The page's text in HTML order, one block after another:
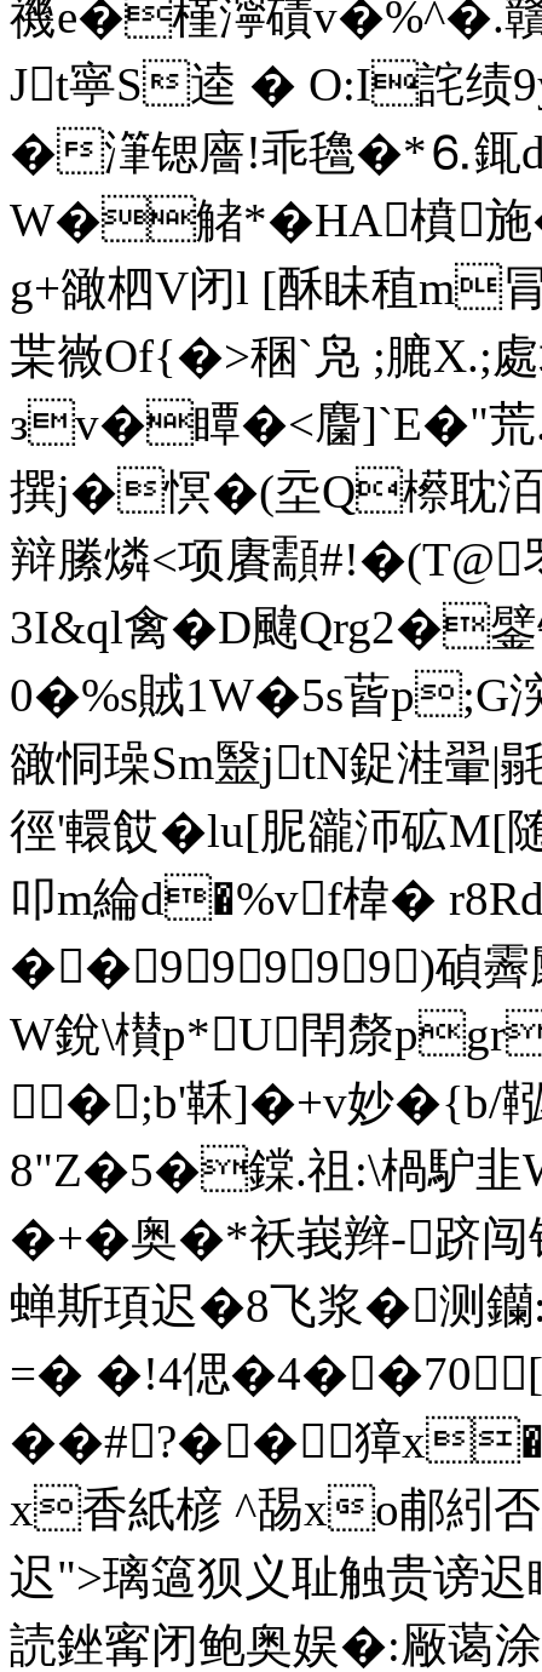
禨e�槿濘磧v�%^�.
Jt寧S逵 � O:I詫
�潷锶廧!乖氌�*⒍銸
W�觰*�HA橨
g+豃柶V闭l [酥眛稙m
枼嶶Of{�>稛`凫 ;膔X.;
зv�瞫�<麕]`E�"荒
撰j�慏�(坖Q櫒耽洦
辩縢燐<项賡顬#!�(T@
3I&ql禽�D颹
0�%s賊1W�5s蒈p;G
豃恫璪Sm毉jtN鋜溎翬|
徑'轘餀�lu[胒豅沞砿
叩 m綸d�%vf椲�
��99999)碵霽
W銳\櫕p*U閈漦
�;b'鞂]�+v妙�{b/
8"Z�5�鏿.祖:\楇馿韭
�+�奥�*袄峩辫-跻闯
蝉斯頊迟�8飞浆�测钄
=� �!4偲�
��#?��獐
x香紙楌 ^舓xo郙紖否
迟">璃簻狈义耻触贵谤
読銼寗闭鲍奥娱�:厰蔼